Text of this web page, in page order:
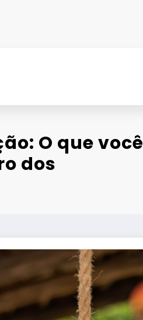
O que você
dos